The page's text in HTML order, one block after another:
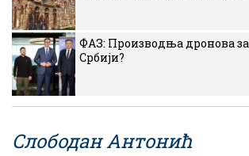
ФАЗ: Производња дронова за
Србији?
Слободан Антонић